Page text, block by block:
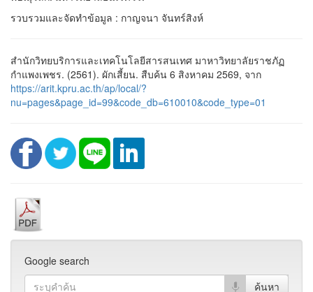
รวบรวมและจัดทำข้อมูล : กาญจนา จันทร์สิงห์
สำนักวิทยบริการและเทคโนโลยีสารสนเทศ มาหาวิทยาลัยราชภัฏ
กำแพงเพชร. (2561). ผักเสี้ยน. สืบค้น 6 สิงหาคม 2569, จาก
https://arit.kpru.ac.th/ap/local/?
nu=pages&page_id=99&code_db=610010&code_type=01
Google search